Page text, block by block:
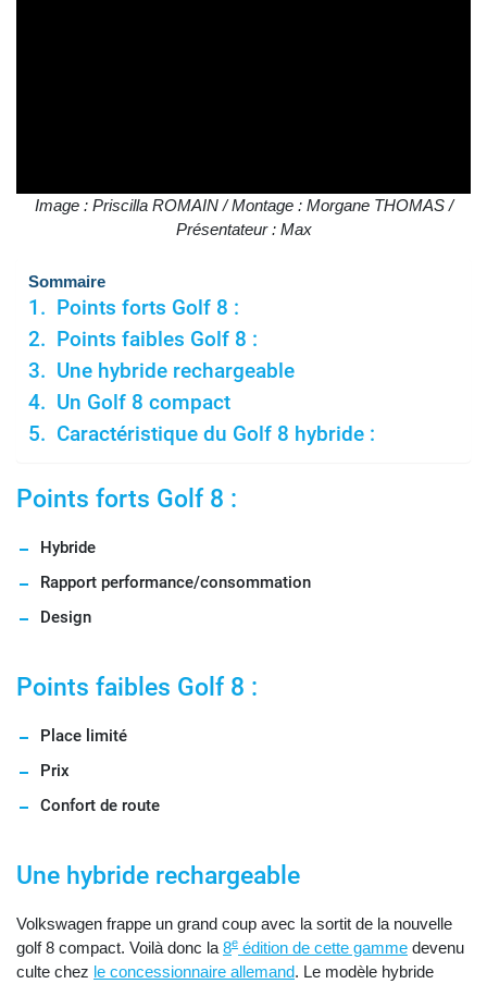
Image : Priscilla ROMAIN / Montage : Morgane THOMAS /
Présentateur : Max
Sommaire
Points forts Golf 8 :
Points faibles Golf 8 :
Une hybride rechargeable
Un Golf 8 compact
Caractéristique du Golf 8 hybride :
Points forts Golf 8 :
Hybride
Rapport performance/consommation
Design
Points faibles Golf 8 :
Place limité
Prix
Confort de route
Une hybride rechargeable
Volkswagen frappe un grand coup avec la sortit de la nouvelle
golf 8 compact. Voilà donc la 8e édition de cette gamme devenu
culte chez le concessionnaire allemand. Le modèle hybride